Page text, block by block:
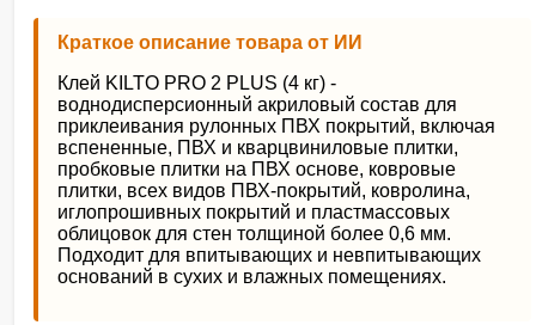
Краткое описание товара от ИИ
Клей KILTO PRO 2 PLUS (4 кг) -
воднодисперсионный акриловый состав для
приклеивания рулонных ПВХ покрытий, включая
вспененные, ПВХ и кварцвиниловые плитки,
пробковые плитки на ПВХ основе, ковровые
плитки, всех видов ПВХ-покрытий, ковролина,
иглопрошивных покрытий и пластмассовых
облицовок для стен толщиной более 0,6 мм.
Подходит для впитывающих и невпитывающих
оснований в сухих и влажных помещениях.